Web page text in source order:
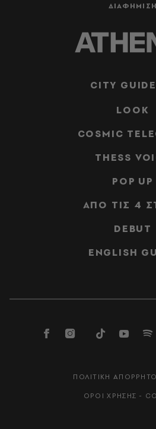
ΔΙΑΦΗΜΙΣΗ
CITY GUIDE
LOOK
COSMIC
THESS
POP UP
ΑΠΟ ΤΙΣ 4
DEBUT
ENGLISH
ΠΟΛΙΤΙΚΗ
ΟΡΟΙ ΧΡΗΣΗΣ -